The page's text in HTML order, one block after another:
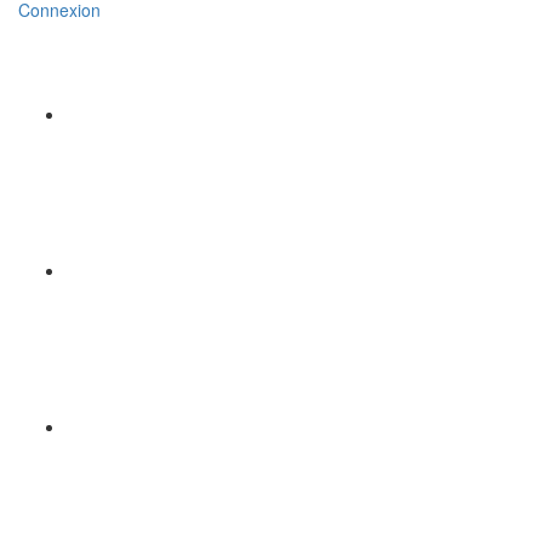
Connexion